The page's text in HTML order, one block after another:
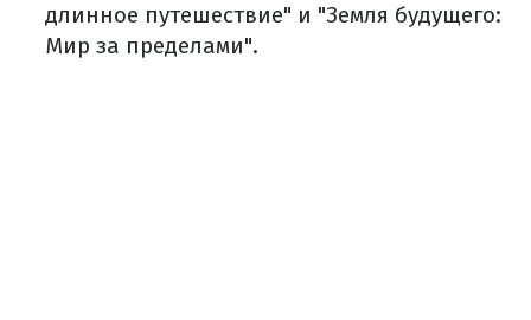
длинное путешествие" и "Земля будущего:
Мир за пределами".